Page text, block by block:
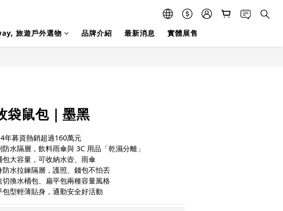
旅遊戶外選物 品牌介紹 最新消息 實體展售
袋鼠包｜墨黑
年募資熱銷超過160萬元
水隔層，飲料雨傘與 3C 用品「乾濕分離」
大容量，可收納水壺、雨傘
水拉鍊隔層，護照、錢包不怕丟
換水桶包、扁平包兩種容量風格
型輕薄貼身，通勤安全好活動